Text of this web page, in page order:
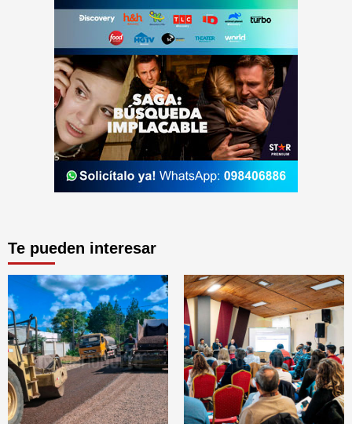
Te pueden interesar